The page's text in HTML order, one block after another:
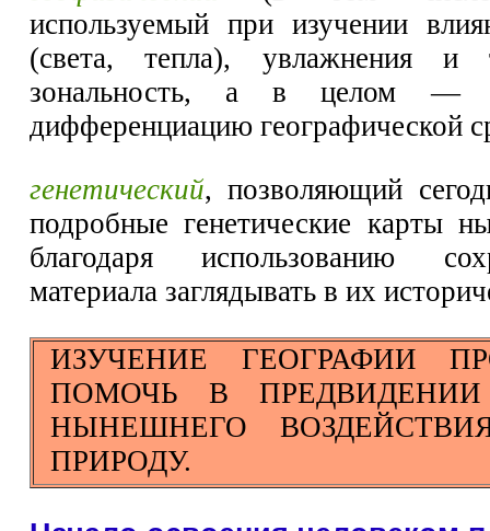
используемый при изучении
(света, тепла), увлажнения
зональность, а в целом —
дифференциацию географической
генетический, позволяющий
подробные генетические карты
благодаря использованию
материала заглядывать в их
ИЗУЧЕНИЕ ГЕОГРАФИИ
ПОМОЧЬ В ПРЕДВИДЕНИИ
НЫНЕШНЕГО
ПРИРОДУ.